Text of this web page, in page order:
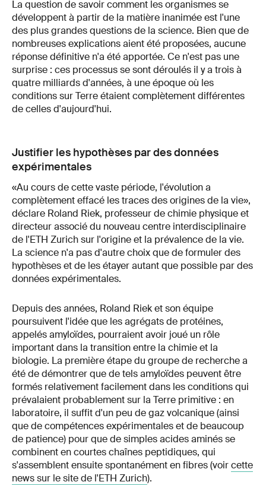
La question de savoir comment les organismes se
développent à partir de la matière inanimée est l'une
des plus grandes questions de la science. Bien que de
nombreuses explications aient été proposées, aucune
réponse définitive n'a été apportée. Ce n'est pas une
surprise : ces processus se sont déroulés il y a trois à
quatre milliards d'années, à une époque où les
conditions sur Terre étaient complètement différentes
de celles d'aujourd'hui.
Justifier les hypothèses par des données
expérimentales
«Au cours de cette vaste période, l'évolution a
complètement effacé les traces des origines de la vie»,
déclare Roland Riek, professeur de chimie physique et
directeur associé du nouveau centre interdisciplinaire
de l'ETH Zurich sur l'origine et la prévalence de la vie.
La science n'a pas d'autre choix que de formuler des
hypothèses et de les étayer autant que possible par des
données expérimentales.
Depuis des années, Roland Riek et son équipe
poursuivent l'idée que les agrégats de protéines,
appelés amyloïdes, pourraient avoir joué un rôle
important dans la transition entre la chimie et la
biologie. La première étape du groupe de recherche a
été de démontrer que de tels amyloïdes peuvent être
formés relativement facilement dans les conditions qui
prévalaient probablement sur la Terre primitive : en
laboratoire, il suffit d'un peu de gaz volcanique (ainsi
que de compétences expérimentales et de beaucoup
de patience) pour que de simples acides aminés se
combinent en courtes chaînes peptidiques, qui
s'assemblent ensuite spontanément en fibres (voircette
news sur le site de l'ETH Zurich).